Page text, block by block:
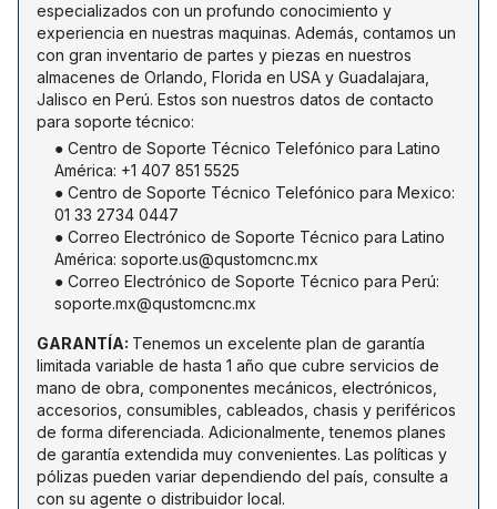
especializados con un profundo conocimiento y
experiencia en nuestras maquinas. Además, contamos un
con gran inventario de partes y piezas en nuestros
almacenes de Orlando, Florida en USA y Guadalajara,
Jalisco en Perú. Estos son nuestros datos de contacto
para soporte técnico:
● Centro de Soporte Técnico Telefónico para Latino
América: +1 407 851 5525
● Centro de Soporte Técnico Telefónico para Mexico:
01 33 2734 0447
● Correo Electrónico de Soporte Técnico para Latino
América: soporte.us@qustomcnc.mx
● Correo Electrónico de Soporte Técnico para Perú:
soporte.mx@qustomcnc.mx
GARANTÍA: Tenemos un excelente plan de garantía
limitada variable de hasta 1 año que cubre servicios de
mano de obra, componentes mecánicos, electrónicos,
accesorios, consumibles, cableados, chasis y periféricos
de forma diferenciada. Adicionalmente, tenemos planes
de garantía extendida muy convenientes. Las políticas y
pólizas pueden variar dependiendo del país, consulte a
con su agente o distribuidor local.